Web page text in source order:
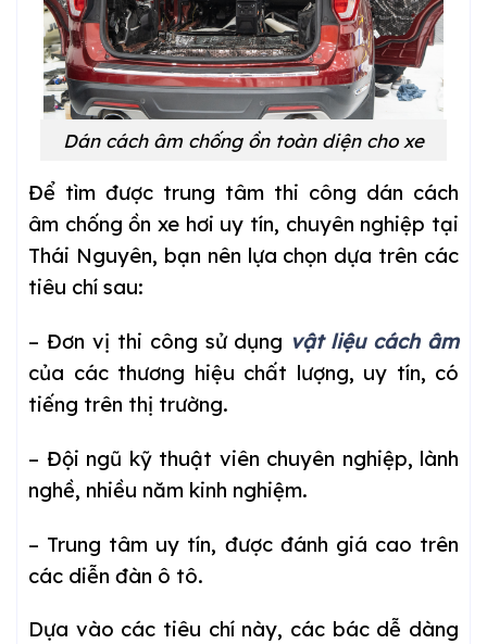
Dán cách âm chống ồn toàn diện cho xe
Để tìm được trung tâm thi công dán cách
âm chống ồn xe hơi uy tín, chuyên nghiệp tại
Thái Nguyên, bạn nên lựa chọn dựa trên các
tiêu chí sau:
– Đơn vị thi công sử dụng vật liệu cách âm
của các thương hiệu chất lượng, uy tín, có
tiếng trên thị trường.
– Đội ngũ kỹ thuật viên chuyên nghiệp, lành
nghề, nhiều năm kinh nghiệm.
– Trung tâm uy tín, được đánh giá cao trên
các diễn đàn ô tô.
Dựa vào các tiêu chí này, các bác dễ dàng